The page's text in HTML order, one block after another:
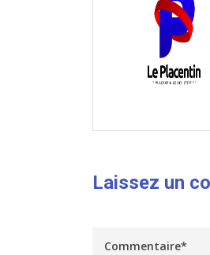
Laissez un